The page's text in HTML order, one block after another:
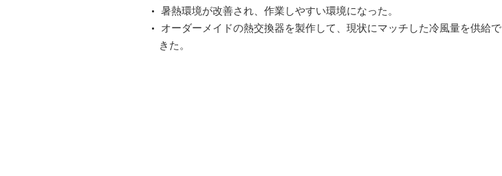
暑熱環境が改善され、作業しやすい環境になった。
オーダーメイドの熱交換器を製作して、現状にマッチした冷風量を供給で
きた。